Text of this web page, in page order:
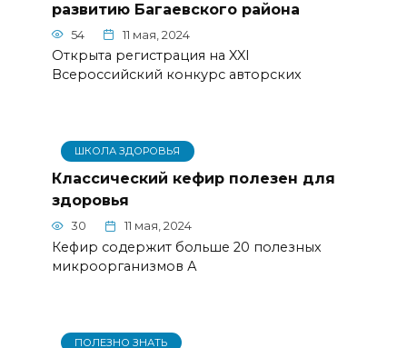
развитию Багаевского района
54 11 мая, 2024
Открыта регистрация на XXI
Всероссийский конкурс авторских
ШКОЛА ЗДОРОВЬЯ
Классический кефир полезен для
здоровья
30 11 мая, 2024
Кефир содержит больше 20 полезных
микроорганизмов А
ПОЛЕЗНО ЗНАТЬ